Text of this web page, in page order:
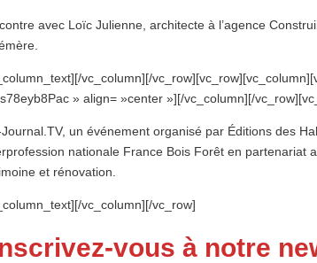
avec Loïc Julienne, architecte à l’agence
vc_column][/
» align= »center »][/vc_column][/
Journal.TV, un événement organisé par Éditions des
nationale France Bois Forêt en partenariat
et rénovation.
vc_column][/vc_row]
vous à notre